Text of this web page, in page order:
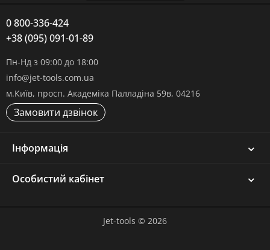
0 800-336-424
+38 (095) 091-01-89
Пн-Нд з 09:00 до 18:00
info@jet-tools.com.ua
м.Київ, просп. Академіка Палладіна 59в, 04216
Замовити дзвінок
Інформація
Особистий кабінет
Jet-tools © 2026